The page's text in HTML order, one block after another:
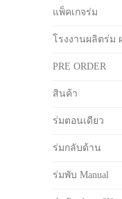
แพ็คเกจร่ม
โรงงานผลิตร่ม
PRE ORDER
สินค้า
ร่มตอนเดียว
ร่มกลับด้าน
ร่มพับ Manual